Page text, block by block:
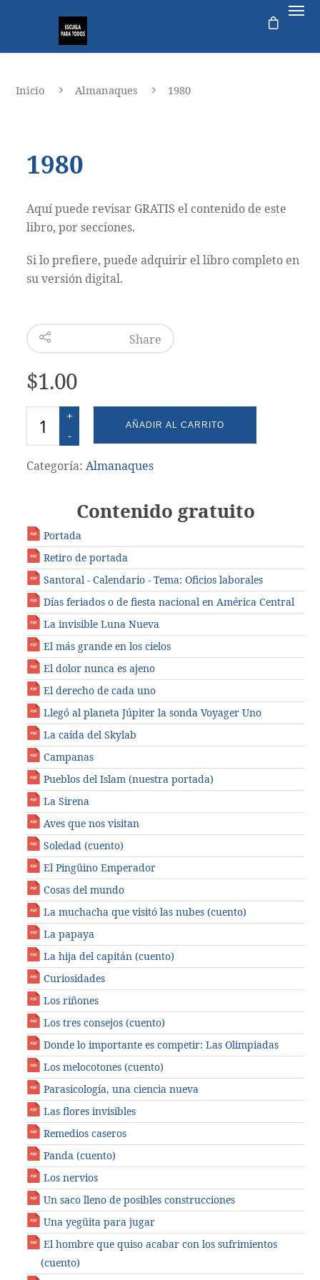
Inicio Almanaques 1980
1980
Aquí puede revisar GRATIS el contenido de este
libro, por secciones.
Si lo prefiere, puede adquirir el libro completo en
su versión digital.
Share
$1.00
Cantidad AÑADIR AL CARRITO
Categoría:Almanaques
Contenido gratuito
Portada
Retiro de portada
Santoral - Calendario - Tema: Oficios laborales
Días feriados o de fiesta nacional en América Central
La invisible Luna Nueva
El más grande en los cielos
El dolor nunca es ajeno
El derecho de cada uno
Llegó al planeta Júpiter la sonda Voyager Uno
La caída del Skylab
Campanas
Pueblos del Islam (nuestra portada)
La Sirena
Aves que nos visitan
Soledad (cuento)
El Pingüino Emperador
Cosas del mundo
La muchacha que visitó las nubes (cuento)
La papaya
La hija del capitán (cuento)
Curiosidades
Los riñones
Los tres consejos (cuento)
Donde lo importante es competir: Las Olimpiadas
Los melocotones (cuento)
Parasicología, una ciencia nueva
Las flores invisibles
Remedios caseros
Panda (cuento)
Los nervios
Un saco lleno de posibles construcciones
Una yegüita para jugar
El hombre que quiso acabar con los sufrimientos
(cuento)